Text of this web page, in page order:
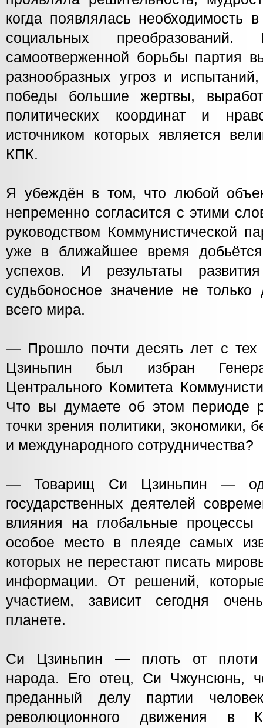
когда появлялась необходимость
социальных
самоотверженной борьбы партия
разнообразных угроз и
победы большие жертвы,
политических координат и
источником которых является
КПК.
Я убеждён в том, что любой
непременно согласится с этими
руководством Коммунистической
уже в ближайшее время
успехов. И результаты
судьбоносное значение не
всего мира.
— Прошло почти десять лет с
Цзиньпин был избран
Центрального Комитета
Что вы думаете об этом периоде
точки зрения политики, экономики,
и международного сотрудничества?
— Товарищ Си Цзиньпин —
государственных деятелей
влияния на глобальные процессы
особое место в плеяде самых
которых не перестают писать
информации. От решений,
участием, зависит сегодня
планете.
Си Цзиньпин — плоть от плоти
народа. Его отец, Си Чжунсюнь,
преданный делу партии
революционного движения в